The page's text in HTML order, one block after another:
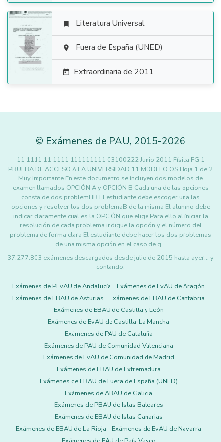

 Literatura Universal
 Fuera de España (UNED)
 Extraordinaria de 2011
© Exámenes de PAU, 2015-2026
11 1111 11 1111 111111111 03100222 Junio 2011 Física FG 1
PRUEBA DE ACCESO A LA UNIVERSIDAD 11 MODELO OS Hoja 1 de 2
Muy importante En este documento se incluyen dos modelos de
examen llamados OPCIÓN A y OPCIÓN B Cada una de las opciones
consta de dos problemHB El estudiante debe escoger una las
opciones y resolver los dos problemaB de la misma El alumno debe
indicar claramente cual es la OPCIÓN que elige Para ello al íniciar la
resolución de cada problema indique la opción y el número del
problema de forma clara El estudiante debe hacer los dos problemas
de una misma opción en el caso de q…
37.277.803 exámenes descargados desde julio de 2015 hasta ayer... y
contando.
Exámenes de PEvAU de Andalucía
Exámenes de EvAU de Aragón
Exámenes de EBAU de Asturias
Exámenes de EBAU de Cantabria
Exámenes de EBAU de Castilla y León
Exámenes de EvAU de Castilla-La Mancha
Exámenes de PAU de Cataluña
Exámenes de PAU de Comunidad Valenciana
Exámenes de EvAU de Comunidad de Madrid
Exámenes de EBAU de Extremadura
Exámenes de EBAU de Fuera de España (UNED)
Exámenes de ABAU de Galicia
Exámenes de PBAU de Islas Baleares
Exámenes de EBAU de Islas Canarias
Exámenes de EBAU de La Rioja
Exámenes de EvAU de Navarra